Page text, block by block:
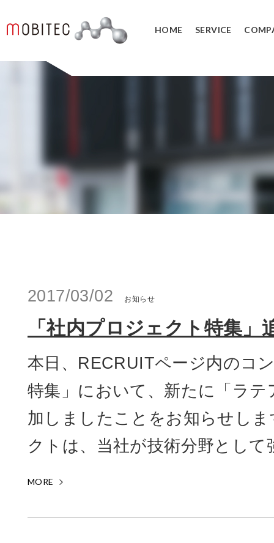
HOME SERVICE
データ管理
2017/03/02 お知らせ
「社内プロジェクト特集
本日、RECRUITページ内のコ
特集」において、新たに「ラ
加しましたことをお知らせし
クトは、当社が技術分野として
MORE